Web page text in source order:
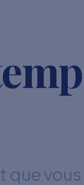
que vous